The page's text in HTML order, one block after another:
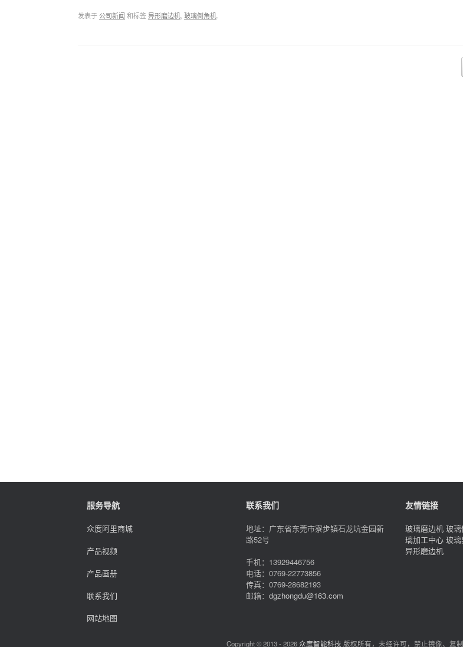
发表于 公司新闻 和标签异形磨边机 玻璃倒角机
服务导航
众度阿里商城
产品视频
产品画册
联系我们
网站地图
联系我们
地址：广东省东莞市寮步镇石龙坑金园新
路52号
手机：13929446756
电话：0769-22773856
传真：0769-28682193
邮箱： dgzhongdu@163.com
友情链接
玻璃磨边机 玻
璃加工中心 玻
异形磨边机
Copyright © 2013 -2026众度智能科技 版权所有，未经许可，禁止镜像、复